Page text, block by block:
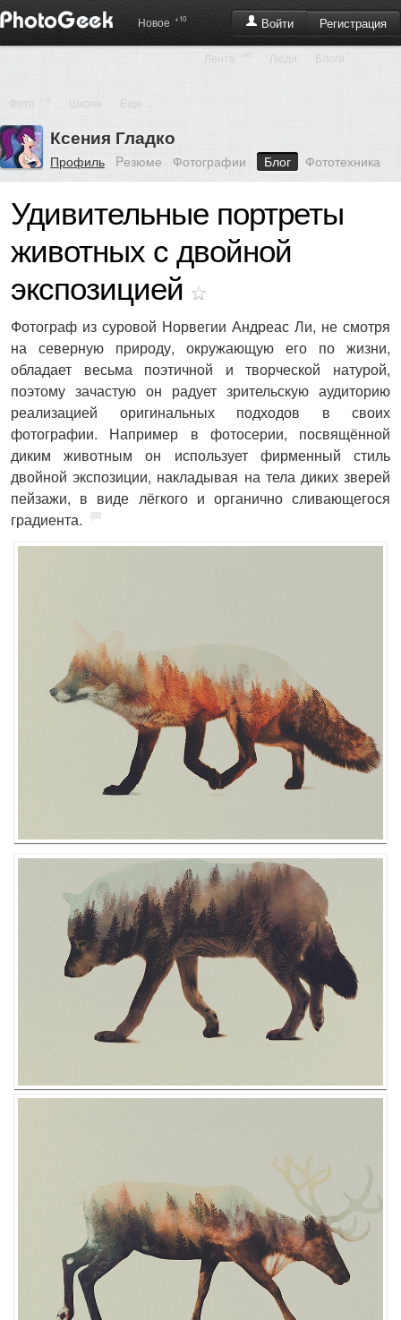
Войти Регистрация
Новое +10
Лента +45 Люди Блоги
Фото Школа Еще ...
Ксения Гладко
Профиль Pезюме Фотографии Блог Фототехника
Удивительные портреты
животных с двойной
экспозицией
Фотограф из суровой Норвегии Андреас Ли, не смотря
на северную природу, окружающую его по жизни,
обладает весьма поэтичной и творческой натурой,
поэтому зачастую он радует зрительскую аудиторию
реализацией оригинальных подходов в своих
фотографии. Например в фотосерии, посвящённой
диким животным он использует фирменный стиль
двойной экспозиции, накладывая на тела диких зверей
пейзажи, в виде лёгкого и органично сливающегося
градиента.